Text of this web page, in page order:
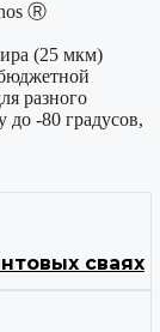
Ⓡ
(25 мкм)
разного
до -80 градусов,
сваях